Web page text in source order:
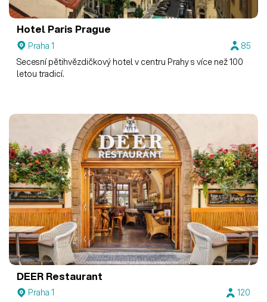
Hotel Paris Prague
Praha 1
85
Secesní pětihvězdičkový hotel v centru Prahy s více než 100
letou tradicí.
DEER Restaurant
Praha 1
120